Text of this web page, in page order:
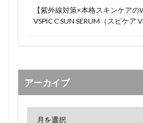
【紫外線対策×本格スキンケアの
VSPIC C SUN SERUM（スピケア
アーカイブ